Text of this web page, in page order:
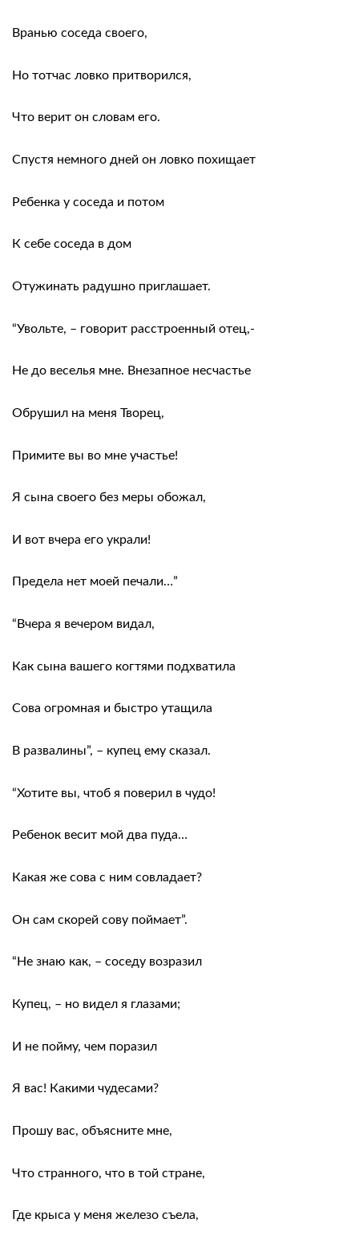
Вранью соседа своего,
Но тотчас ловко притворился,
Что верит он словам его.
Спустя немного дней он ловко похищает
Ребенка у соседа и потом
К себе соседа в дом
Отужинать радушно приглашает.
“Увольте, – говорит расстроенный отец,-
Не до веселья мне. Внезапное несчастье
Обрушил на меня Творец,
Примите вы во мне участье!
Я сына своего без меры обожал,
И вот вчера его украли!
Предела нет моей печали…”
“Вчера я вечером видал,
Как сына вашего когтями подхватила
Сова огромная и быстро утащила
В развалины”, – купец ему сказал.
“Хотите вы, чтоб я поверил в чудо!
Ребенок весит мой два пуда…
Какая же сова с ним совладает?
Он сам скорей сову поймает”.
“Не знаю как, – соседу возразил
Купец, – но видел я глазами;
И не пойму, чем поразил
Я вас! Какими чудесами?
Прошу вас, объясните мне,
Что странного, что в той стране,
Где крыса у меня железо съела,